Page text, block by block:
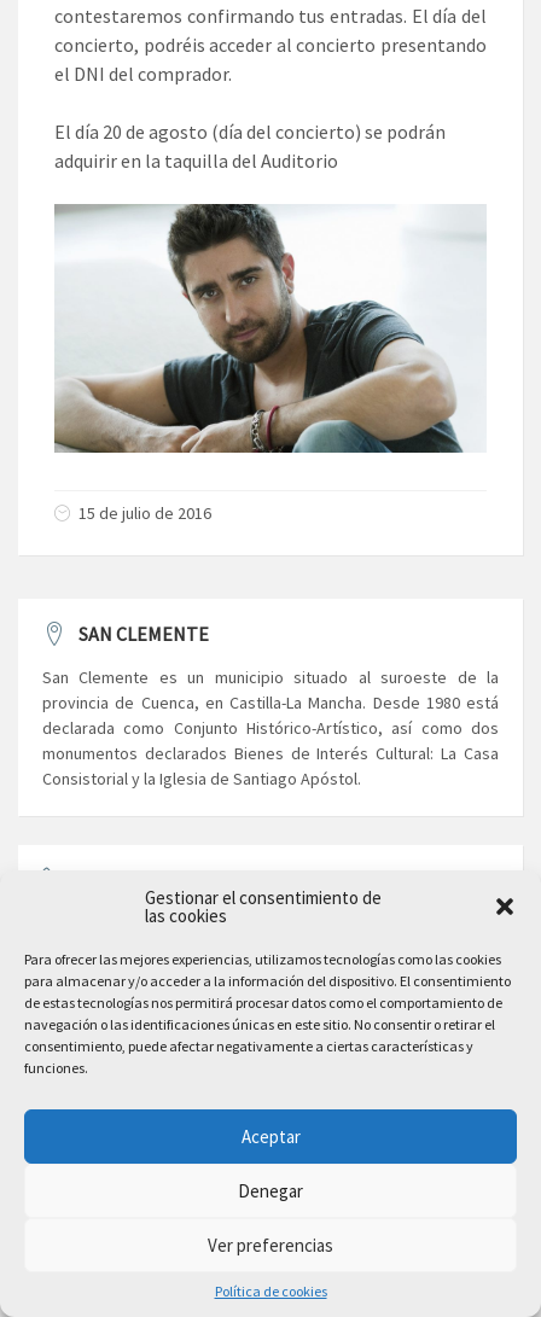
Gestionar el consentimiento de
las cookies
Para ofrecer las mejores experiencias, utilizamos tecnologías como las cookies
para almacenar y/o acceder a la información del dispositivo. El consentimiento
de estas tecnologías nos permitirá procesar datos como el comportamiento de
navegación o las identificaciones únicas en este sitio. No consentir o retirar el
consentimiento, puede afectar negativamente a ciertas características y
funciones.
Aceptar
Denegar
Ver preferencias
Política de cookies
contestaremos confirmando tus entradas. El día del
concierto, podréis acceder al concierto presentando
el DNI del comprador.
El día 20 de agosto (día del concierto) se podrán
adquirir en la taquilla del Auditorio
15 de julio de 2016
SAN CLEMENTE
San Clemente es un municipio situado al suroeste de la
provincia de Cuenca, en Castilla-La Mancha. Desde 1980 está
declarada como Conjunto Histórico-Artístico, así como dos
monumentos declarados Bienes de Interés Cultural: La Casa
Consistorial y la Iglesia de Santiago Apóstol.
969 301 043
Guardia Civil
969 300 010
Protección Civil
969 307 071
Bomberos